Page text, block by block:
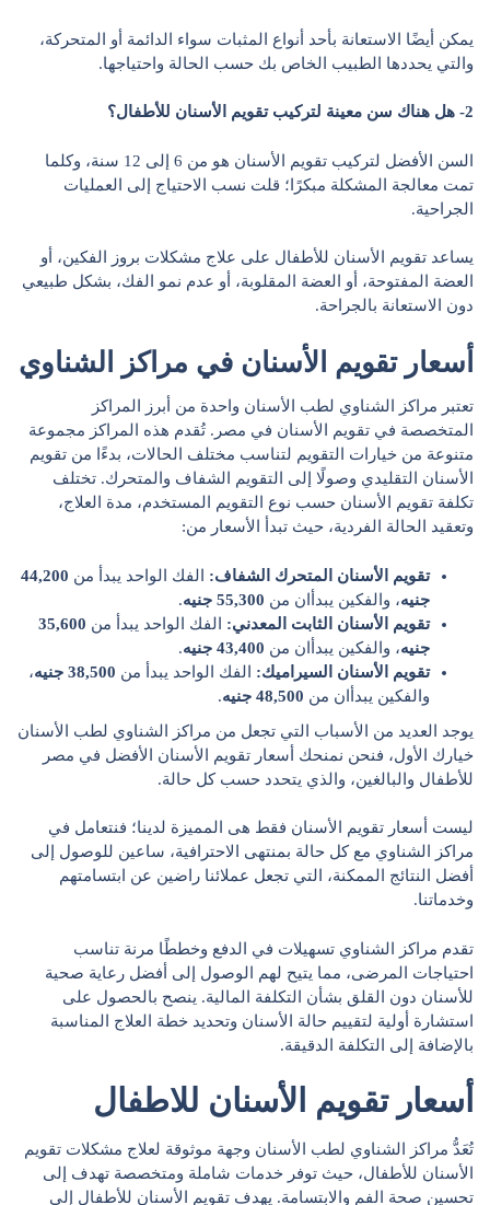
يمكن أيضًا الاستعانة بأحد أنواع المثبات سواء الدائمة أو المتحركة،
والتي يحددها الطبيب الخاص بك حسب الحالة واحتياجها.
2- هل هناك سن معينة لتركيب تقويم الأسنان للأطفال؟
السن الأفضل لتركيب تقويم الأسنان هو من 6 إلى 12 سنة، وكلما
تمت معالجة المشكلة مبكرًا؛ قلت نسب الاحتياج إلى العمليات
الجراحية.
يساعد تقويم الأسنان للأطفال على علاج مشكلات بروز الفكين، أو
العضة المفتوحة، أو العضة المقلوبة، أو عدم نمو الفك، بشكل طبيعي
دون الاستعانة بالجراحة.
أسعار تقويم الأسنان في مراكز الشناوي
تعتبر مراكز الشناوي لطب الأسنان واحدة من أبرز المراكز
المتخصصة في تقويم الأسنان في مصر. تُقدم هذه المراكز مجموعة
متنوعة من خيارات التقويم لتناسب مختلف الحالات، بدءًا من تقويم
الأسنان التقليدي وصولًا إلى التقويم الشفاف والمتحرك. تختلف
تكلفة تقويم الأسنان حسب نوع التقويم المستخدم، مدة العلاج،
وتعقيد الحالة الفردية، حيث تبدأ الأسعار من:
تقويم الأسنان المتحرك الشفاف: الفك الواحد يبدأ من 44,200
جنيه، والفكين يبدأان من 55,300 جنيه.
تقويم الأسنان الثابت المعدني: الفك الواحد يبدأ من 35,600
جنيه، والفكين يبدأان من 43,400 جنيه.
تقويم الأسنان السيراميك: الفك الواحد يبدأ من 38,500 جنيه،
والفكين يبدأان من 48,500 جنيه.
يوجد العديد من الأسباب التي تجعل من مراكز الشناوي لطب الأسنان
خيارك الأول، فنحن نمنحك أسعار تقويم الأسنان الأفضل في مصر
للأطفال والبالغين، والذي يتحدد حسب كل حالة.
ليست أسعار تقويم الأسنان فقط هى المميزة لدينا؛ فنتعامل في
مراكز الشناوي مع كل حالة بمنتهى الاحترافية، ساعين للوصول إلى
أفضل النتائج الممكنة، التي تجعل عملائنا راضين عن ابتسامتهم
وخدماتنا.
تقدم مراكز الشناوي تسهيلات في الدفع وخططًا مرنة تناسب
احتياجات المرضى، مما يتيح لهم الوصول إلى أفضل رعاية صحية
للأسنان دون القلق بشأن التكلفة المالية. ينصح بالحصول على
استشارة أولية لتقييم حالة الأسنان وتحديد خطة العلاج المناسبة
بالإضافة إلى التكلفة الدقيقة.
أسعار تقويم الأسنان للاطفال
تُعَدُّ مراكز الشناوي لطب الأسنان وجهة موثوقة لعلاج مشكلات تقويم
الأسنان للأطفال، حيث توفر خدمات شاملة ومتخصصة تهدف إلى
تحسين صحة الفم والابتسامة. يهدف تقويم الأسنان للأطفال إلى